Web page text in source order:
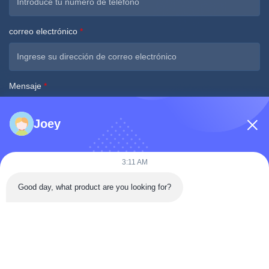
correo electrónico *
Mensaje *
Envíe ahora
Joey
3:11 AM
Good day, what product are you looking for?